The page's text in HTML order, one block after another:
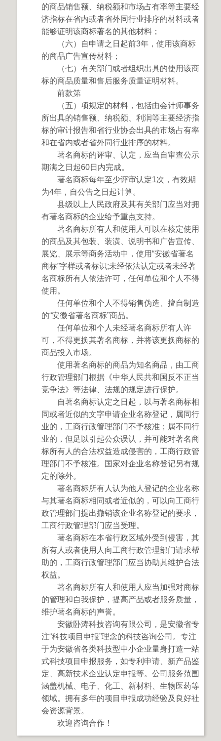
的商品销售额、纳税额和市场占有率等主要经
济指标在省内或者省外同行业排序的材料或者
能够证明该商标著名的其他材料；
（六）自申请之日起前3年，使用该商标
的商品广告宣传材料；
（七）有关部门或者组织出具的使用该商
标的商品质量和售后服务质量证明材料。
前款第
（五）项规定的材料，包括由会计师事务
所出具的销售额、纳税额、利润等主要经济指
标的审计报告和省行业协会出具的市场占有率
和在省内或者省外同行业排序的材料。
著名商标的评审、认定，应当自审查公示
期满之日起60日内完成。
著名商标每年至少评审认定1次，有效期
为4年，自公告之日起计算。
县级以上人民政府及其有关部门应当对拥
有著名商标的企业给予重点支持。
著名商标所有人和使用人可以在核定使用
的商品及其包装、装潢、说明书和广告宣传、
展览、展示等商务活动中，使用“安徽省著名
商标”字样或者标识;未经依法认定或者未经著
名商标所有人依法许可，任何单位和个人不得
使用。
任何单位和个人不得销售伪造、擅自制造
的“安徽省著名商标”商品。
任何单位和个人未经著名商标所有人许
可，不得更换其著名商标，并将该更换商标的
商品投入市场。
使用著名商标的商品为知名商品，由工商
行政管理部门根据《中华人民共和国反不正当
竞争法》等法律、法规的规定进行保护。
自著名商标认定之日起，以与著名商标相
同或者近似的文字申请企业名称登记，属同行
业的，工商行政管理部门不予核准；属不同行
业的，但足以引起公众误认，并可能对著名商
标所有人的合法权益造成侵害的，工商行政管
理部门不予核准。国家对企业名称登记另有规
定的除外。
著名商标所有人认为他人登记的企业名称
与其著名商标相同或者近似的，可以向工商行
政管理部门提出撤销该企业名称登记的要求，
工商行政管理部门应当受理。
著名商标在本省行政区域外受到侵害，其
所有人或者使用人向工商行政管理部门请求帮
助的，工商行政管理部门应当协助其维护合法
权益。
著名商标所有人和使用人应当加强对商标
的管理和自我保护，提高产品或者服务质量，
维护著名商标的声誉。
安徽卧涛科技咨询有限公司，是安徽省专
注“科技项目申报”理念的科技咨询公司。专注
于为安徽省各类科技型中小企业量身打造一站
式科技项目申报服务，如专利申请、新产品鉴
定、高新技术企业认定申报等。公司服务范围
涵盖机械、电子、化工、新材料、生物医药等
领域。拥有多年的项目申报成功经验及良好社
会资源背景。
欢迎咨询合作！